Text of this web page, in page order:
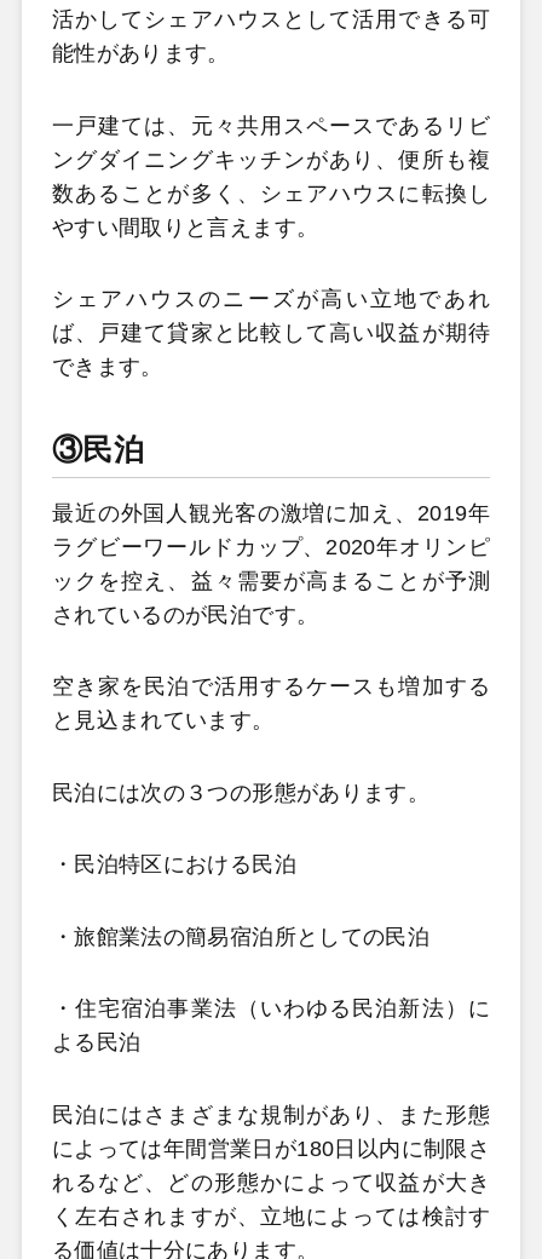
活かしてシェアハウスとして活用できる可
能性があります。
一戸建ては、元々共用スペースであるリビ
ングダイニングキッチンがあり、便所も複
数あることが多く、シェアハウスに転換し
やすい間取りと言えます。
シェアハウスのニーズが高い立地であれ
ば、戸建て貸家と比較して高い収益が期待
できます。
③民泊
最近の外国人観光客の激増に加え、2019年
ラグビーワールドカップ、2020年オリンピ
ックを控え、益々需要が高まることが予測
されているのが民泊です。
空き家を民泊で活用するケースも増加する
と見込まれています。
民泊には次の３つの形態があります。
・民泊特区における民泊
・旅館業法の簡易宿泊所としての民泊
・住宅宿泊事業法（いわゆる民泊新法）に
よる民泊
民泊にはさまざまな規制があり、また形態
によっては年間営業日が180日以内に制限さ
れるなど、どの形態かによって収益が大き
く左右されますが、立地によっては検討す
る価値は十分にあります。